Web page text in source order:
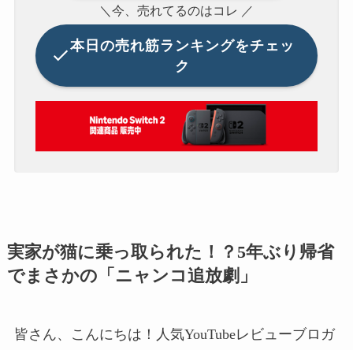
＼今、売れてるのはコレ ／
本日の売れ筋ランキングをチェッ
ク
実家が猫に乗っ取られた！？5年ぶり帰省
でまさかの「ニャンコ追放劇」
皆さん、こんにちは！人気YouTubeレビューブロガ